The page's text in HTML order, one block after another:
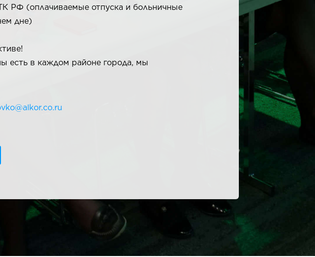
РФ (оплачиваемые отпуска и больничные
дне)
есть в каждом районе города, мы